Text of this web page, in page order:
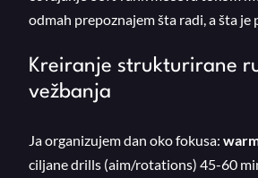
odmah prepoznajem šta radi, a šta je
Kreiranje strukturirane
vežbanja
Ja organizujem dan oko fokusa:
ciljane drills (aim/rotations) 45-60